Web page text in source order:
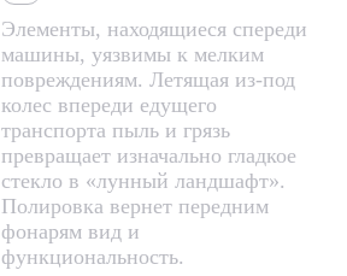
Элементы, находящиеся спереди
машины, уязвимы к мелким
повреждениям. Летящая из-под
колес впереди едущего
транспорта пыль и грязь
превращает изначально гладкое
стекло в «лунный ландшафт».
Полировка вернет передним
фонарям вид и
функциональность.